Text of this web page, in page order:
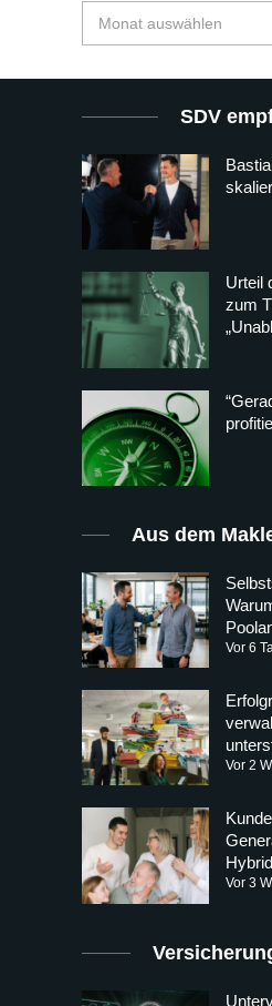
SDV
Urteil
zum
Aus dem
Vor 6
Vor 2
Vor 3